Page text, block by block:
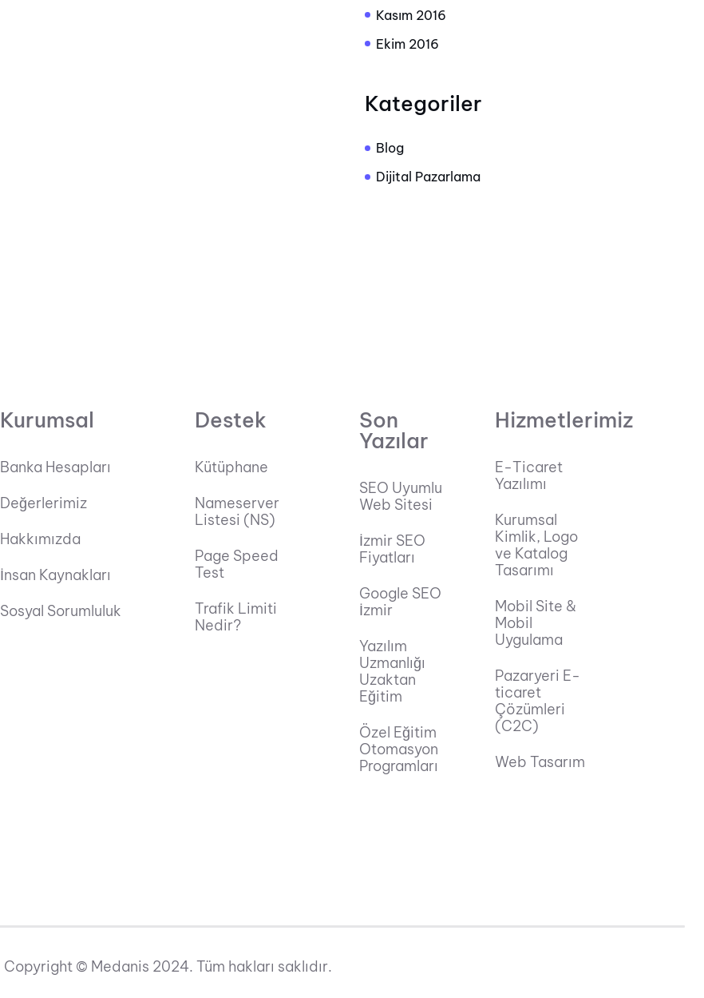
Kasım 2016
Ekim 2016
Kategoriler
Blog
Dijital Pazarlama
Kurumsal
Banka Hesapları
Değerlerimiz
Hakkımızda
İnsan Kaynakları
Sosyal Sorumluluk
Destek
Kütüphane
Nameserver
Listesi (NS)
Page Speed
Test
Trafik Limiti
Nedir?
Son
Yazılar
SEO Uyumlu
Web Sitesi
İzmir SEO
Fiyatları
Google SEO
İzmir
Yazılım
Uzmanlığı
Uzaktan
Eğitim
Özel Eğitim
Otomasyon
Programları
Hizmetlerimiz
E-Ticaret
Yazılımı
Kurumsal
Kimlik, Logo
ve Katalog
Tasarımı
Mobil Site &
Mobil
Uygulama
Pazaryeri E-
ticaret
Çözümleri
(C2C)
Web Tasarım
Copyright © Medanis 2024. Tüm hakları saklıdır.